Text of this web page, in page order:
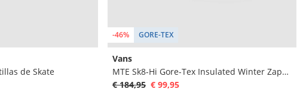
de Skate
-46% GORE-TEX
Vans
MTE Sk8-Hi Gore-Tex Insulated Winter Zapatillas
€ 184,95 € 99,95